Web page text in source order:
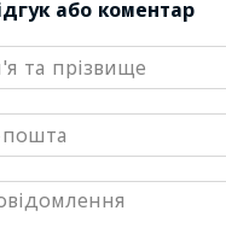
або коментар